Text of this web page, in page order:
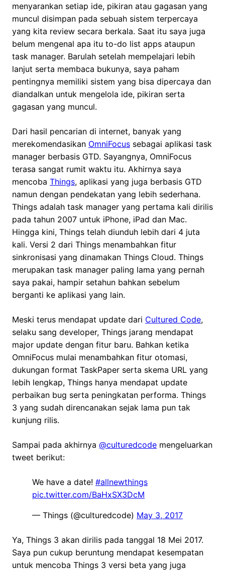
menyarankan setiap ide, pikiran atau gagasan yang
muncul disimpan pada sebuah sistem terpercaya
yang kita review secara berkala. Saat itu saya juga
belum mengenal apa itu to-do list apps ataupun
task manager. Barulah setelah mempelajari lebih
lanjut serta membaca bukunya, saya paham
pentingnya memiliki sistem yang bisa dipercaya dan
diandalkan untuk mengelola ide, pikiran serta
gagasan yang muncul.
Dari hasil pencarian di internet, banyak yang
merekomendasikan OmniFocus sebagai aplikasi task
manager berbasis GTD. Sayangnya, OmniFocus
terasa sangat rumit waktu itu. Akhirnya saya
mencoba Things, aplikasi yang juga berbasis GTD
namun dengan pendekatan yang lebih sederhana.
Things adalah task manager yang pertama kali dirilis
pada tahun 2007 untuk iPhone, iPad dan Mac.
Hingga kini, Things telah diunduh lebih dari 4 juta
kali. Versi 2 dari Things menambahkan fitur
sinkronisasi yang dinamakan Things Cloud. Things
merupakan task manager paling lama yang pernah
saya pakai, hampir setahun bahkan sebelum
berganti ke aplikasi yang lain.
Meski terus mendapat update dari Cultured Code,
selaku sang developer, Things jarang mendapat
major update dengan fitur baru. Bahkan ketika
OmniFocus mulai menambahkan fitur otomasi,
dukungan format TaskPaper serta skema URL yang
lebih lengkap, Things hanya mendapat update
perbaikan bug serta peningkatan performa. Things
3 yang sudah direncanakan sejak lama pun tak
kunjung rilis.
Sampai pada akhirnya @culturedcode mengeluarkan
tweet berikut:
We have a date! #allnewthings
pic.twitter.com/BaHxSX3DcM
— Things (@culturedcode) May 3, 2017
Ya, Things 3 akan dirilis pada tanggal 18 Mei 2017.
Saya pun cukup beruntung mendapat kesempatan
untuk mencoba Things 3 versi beta yang juga